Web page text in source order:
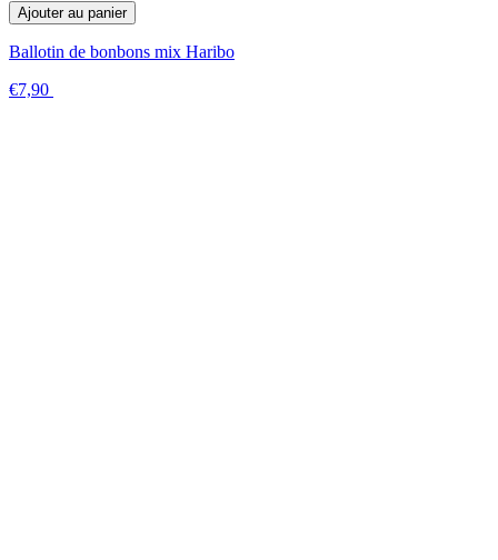
Ajouter au panier
Ballotin de bonbons mix Haribo
€7,90